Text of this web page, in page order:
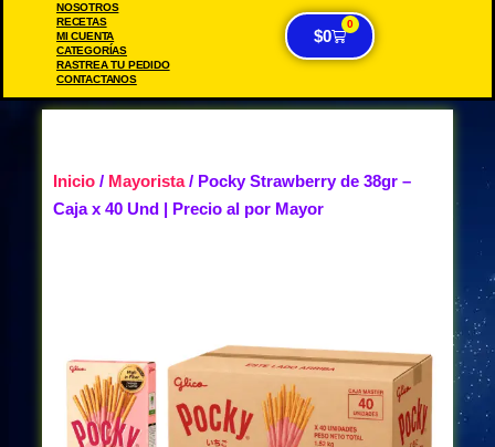
NOSOTROS
RECETAS
MI CUENTA
CATEGORÍAS
RASTREA TU PEDIDO
CONTACTANOS
$0
0
Inicio / Mayorista/ Pocky Strawberry de 38gr –
Caja x 40 Und | Precio al por Mayor